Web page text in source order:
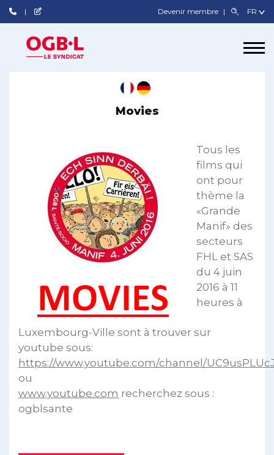
Devenir membre
Movies
Tous les
films qui
ont pour
thème la
«Grande
Manif» des
secteurs
FHL et SAS
du 4 juin
2016 à 11
heures à
Luxembourg-Ville sont à trouver sur
youtube sous:
https://www.youtube.com/channel/
ou
www.youtube.com recherchez sous :
ogblsante